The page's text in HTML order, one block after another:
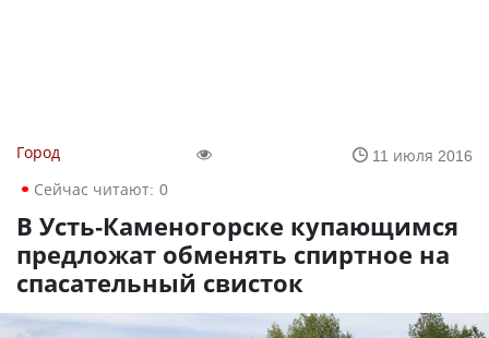
Город
11 июля 2016
Сейчас читают: 0
В Усть-Каменогорске купающимся
предложат обменять спиртное на
спасательный свисток